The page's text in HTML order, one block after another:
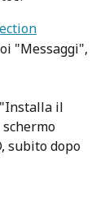
"Messaggi",
il
subito dopo